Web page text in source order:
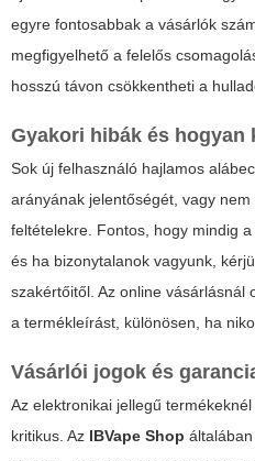
egyre fontosabbak a vásárlók
megfigyelhető a felelős
hosszú távon csökkentheti a
Gyakori hibák és hogyan
Sok új felhasználó hajlamos
arányának jelentőségét, vagy
feltételekre. Fontos, hogy mindig
és ha bizonytalanok vagyunk,
szakértőitől. Az online vásárlásnál
a termékleírást, különösen, ha
Vásárlói jogok és
Az elektronikai jellegű
kritikus. Az IBVape Shop